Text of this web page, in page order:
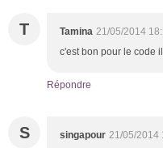
T Tamina 21/05/2014
c'est bon pour le code
Répondre
S singapour 21/05/2014